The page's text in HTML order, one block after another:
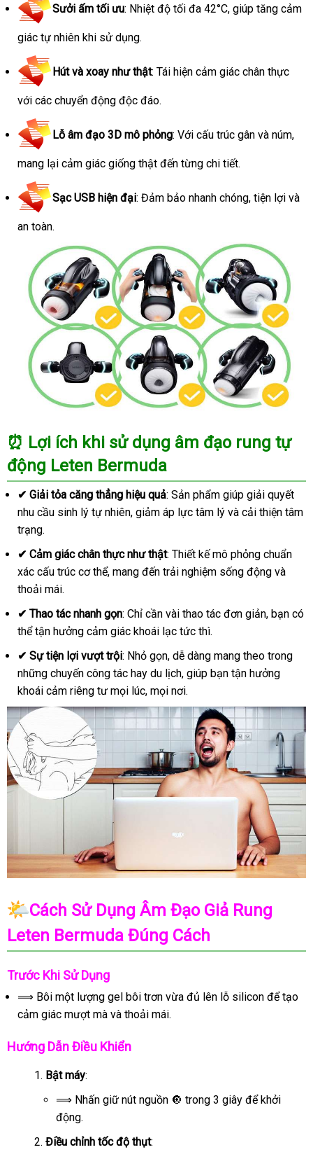
Sưởi ấm tối ưu: Nhiệt độ tối đa 42°C, giúp tăng cảm
giác tự nhiên khi sử dụng.
Hút và xoay như thật: Tái hiện cảm giác chân thực
với các chuyển động độc đáo.
Lỗ âm đạo 3D mô phỏng: Với cấu trúc gân và núm,
mang lại cảm giác giống thật đến từng chi tiết.
Sạc USB hiện đại: Đảm bảo nhanh chóng, tiện lợi và
an toàn.
⏰ Lợi ích khi sử dụng âm đạo rung tự
động Leten Bermuda
✔ Giải tỏa căng thẳng hiệu quả: Sản phẩm giúp giải quyết
nhu cầu sinh lý tự nhiên, giảm áp lực tâm lý và cải thiện tâm
trạng.
✔ Cảm giác chân thực như thật: Thiết kế mô phỏng chuẩn
xác cấu trúc cơ thể, mang đến trải nghiệm sống động và
thoải mái.
✔ Thao tác nhanh gọn: Chỉ cần vài thao tác đơn giản, bạn có
thể tận hưởng cảm giác khoái lạc tức thì.
✔ Sự tiện lợi vượt trội: Nhỏ gọn, dễ dàng mang theo trong
những chuyến công tác hay du lịch, giúp bạn tận hưởng
khoái cảm riêng tư mọi lúc, mọi nơi.
Cách Sử Dụng Âm Đạo Giả Rung
Leten Bermuda Đúng Cách
Trước Khi Sử Dụng
⟹ Bôi một lượng gel bôi trơn vừa đủ lên lỗ silicon để tạo
cảm giác mượt mà và thoải mái.
Hướng Dẫn Điều Khiển
Bật máy:
⟹ Nhấn giữ nút nguồn 🔘 trong 3 giây để khởi
động.
Điều chỉnh tốc độ thụt: